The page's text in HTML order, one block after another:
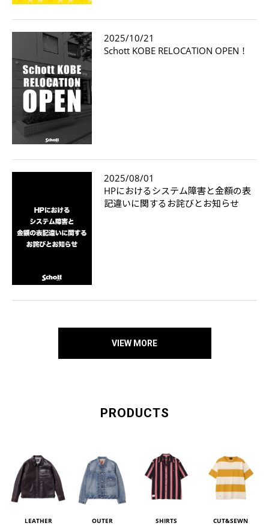
2025/10/21
Schott KOBE RELOCATION OPEN！
2025/08/01
HPにおけるシステム障害と金額の表
記違いに関するお詫びとお知らせ
VIEW MORE
PRODUCTS
LEATHER OUTER SHIRTS CUT&SEWN